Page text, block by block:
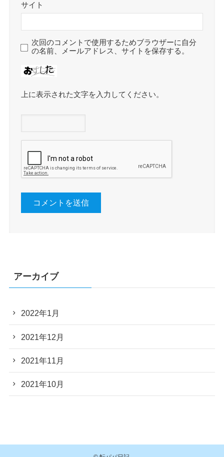
サイト
次回のコメントで使用するためブラウザーに自分
の名前、メールアドレス、サイトを保存する。
上に表示された文字を入力してください。
アーカイブ
2022年1月
2021年12月
2021年11月
2021年10月